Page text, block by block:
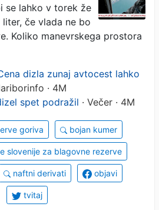
se lahko v torek že
če vlada ne bo
Koliko manevrskega prostora
dizla zunaj avtocest lahko
· 4M
spet podražil · Večer · 4M
goriva bojan kumer
slovenije za blagovne rezerve
naftni derivati objavi
tvitaj